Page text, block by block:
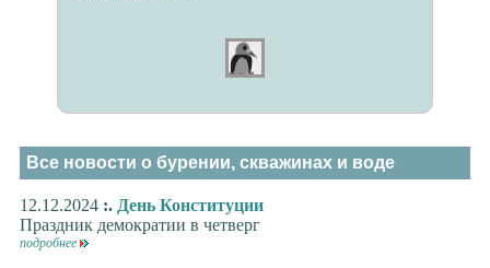
Все новости о бурении, скважинах и воде
12.12.2024:. День Конституции
Праздник демократии в четверг
подробнее